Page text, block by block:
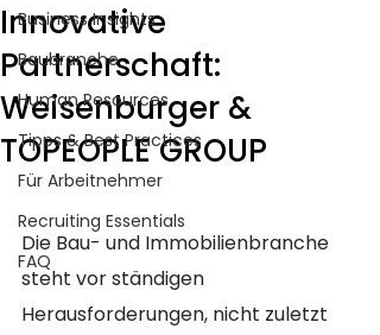
Business Insights
Baubranche
Human Resources
Tipps & Best Practices
Für Arbeitnehmer
Recruiting Essentials
FAQ
Innovative
Partnerschaft:
Weisenburger &
TOPEOPLE GROUP
Die Bau- und Immobilienbranche
steht vor ständigen
Herausforderungen, nicht zuletzt